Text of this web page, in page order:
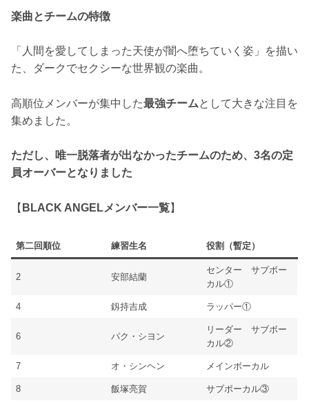
楽曲とチームの特徴
「人間を愛してしまった天使が闇へ堕ちていく姿」を描い
た、ダークでセクシーな世界観の楽曲。
高順位メンバーが集中した最強チームとして大きな注目を
集めました。
ただし、唯一脱落者が出なかったチームのため、3名の定
員オーバーとなりました
【 BLACK ANGELメンバー一覧】
第二回順位 練習生名 役割（暫定）
2 安部結蘭
センター サブボー
カル①
4 釼持吉成 ラッパー①
6 パク・シヨン
リーダー サブボー
カル②
7 オ・シンヘン メインボーカル
8 飯塚亮賀 サブボーカル③